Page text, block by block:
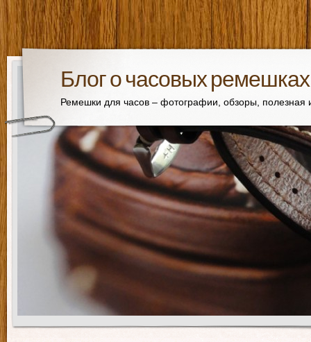
Блог о часовых ремешках
Ремешки для часов – фотографии, обзоры,